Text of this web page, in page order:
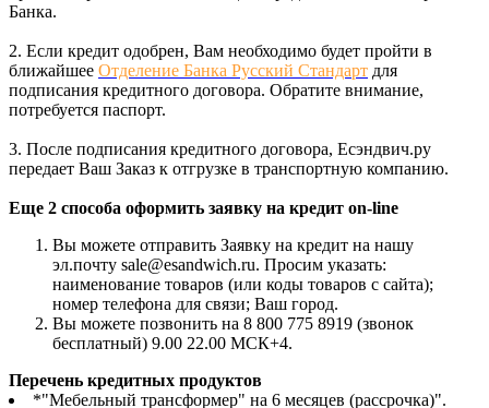
Банка.
2. Если кредит одобрен, Вам необходимо будет пройти в
ближайшее Отделение Банка Русский Стандарт для
подписания кредитного договора. Обратите внимание,
потребуется паспорт.
3. После подписания кредитного договора, Есэндвич.ру
передает Ваш Заказ к отгрузке в транспортную компанию.
Еще 2 способа оформить заявку на кредит on-line
Вы можете отправить Заявку на кредит на нашу
эл.почту sale@esandwich.ru. Просим указать:
наименование товаров (или коды товаров с сайта);
номер телефона для связи; Ваш город.
Вы можете позвонить на 8 800 775 8919 (звонок
бесплатный) 9.00 22.00 МСК+4.
Перечень кредитных продуктов
*"Мебельный трансформер" на 6 месяцев (рассрочка)".